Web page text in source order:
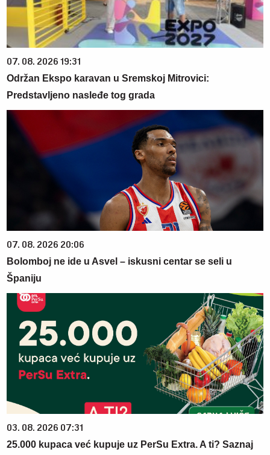
07. 08. 2026 19:31
Održan Ekspo karavan u Sremskoj Mitrovici:
Predstavljeno nasleđe tog grada
07. 08. 2026 20:06
Bolomboj ne ide u Asvel – iskusni centar se seli u
Španiju
03. 08. 2026 07:31
25.000 kupaca već kupuje uz PerSu Extra. A ti? Saznaj